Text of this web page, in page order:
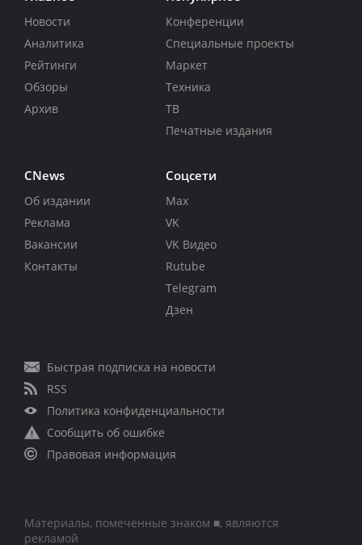
Новости
Аналитика
Рейтинги
Обзоры
Архив
Конференции
Специальные проекты
Маркет
Техника
ТВ
Печатные издания
CNews
Об издании
Реклама
Вакансии
Контакты
Соцсети
Max
VK
VK Видео
Rutube
Telegram
Дзен
Быстрая подписка на новости
RSS
Политика конфиденциальности
Сообщить об ошибке
Правовая информация
Материалы, помеченные знаком ■, являются
рекламой